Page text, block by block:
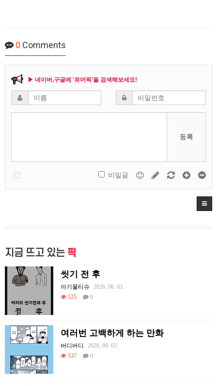
0 Comments
▶ 네이버,구글에 '유머픽'을 검색해보세요!
등록
비밀글
지금 뜨고 있는 픽
씻기 전 후
아기물티슈
2026. 08. 03.
525
0
여러번 고백하게 하는 만화
버디버디
2026. 08. 03.
537
0